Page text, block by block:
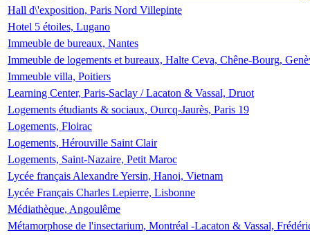
Hall d\'exposition, Paris Nord Villepinte
Hotel 5 étoiles, Lugano
Immeuble de bureaux, Nantes
Immeuble de logements et bureaux, Halte Ceva, Chêne-Bourg,
Immeuble villa, Poitiers
Learning Center, Paris-Saclay / Lacaton & Vassal, Druot
Logements étudiants & sociaux, Ourcq-Jaurès, Paris 19
Logements, Floirac
Logements, Hérouville Saint Clair
Logements, Saint-Nazaire, Petit Maroc
Lycée français Alexandre Yersin, Hanoi, Vietnam
Lycée Français Charles Lepierre, Lisbonne
Médiathèque, Angoulême
Métamorphose de l'insectarium, Montréal -Lacaton & Vassal,